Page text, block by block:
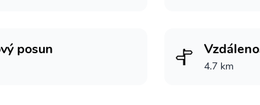
posun
4.7 km